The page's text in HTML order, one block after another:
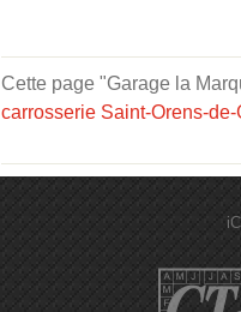
Cette page "Garage la
carrosserie Saint-Orens-